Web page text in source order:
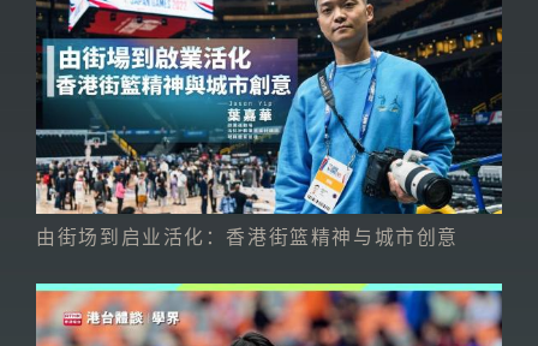
由街场到启业活化：香港街篮精神与城市创意